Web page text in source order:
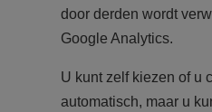
door derden wordt
Google Analytics.
U kunt zelf kiezen of u
automatisch, maar u